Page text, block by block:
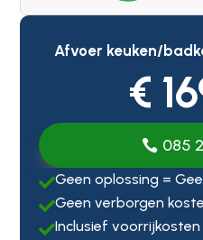
Afvoer keuken/
€
085
Geen oplossing =
Geen verborgen
Inclusief voorrijkosten